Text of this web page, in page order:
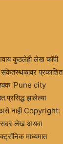
कुठलेही लेख कॉपी
प्रकाशित
‘Pune city
झालेल्या
नाही Copyright:
लेख अथवा
माध्यमात